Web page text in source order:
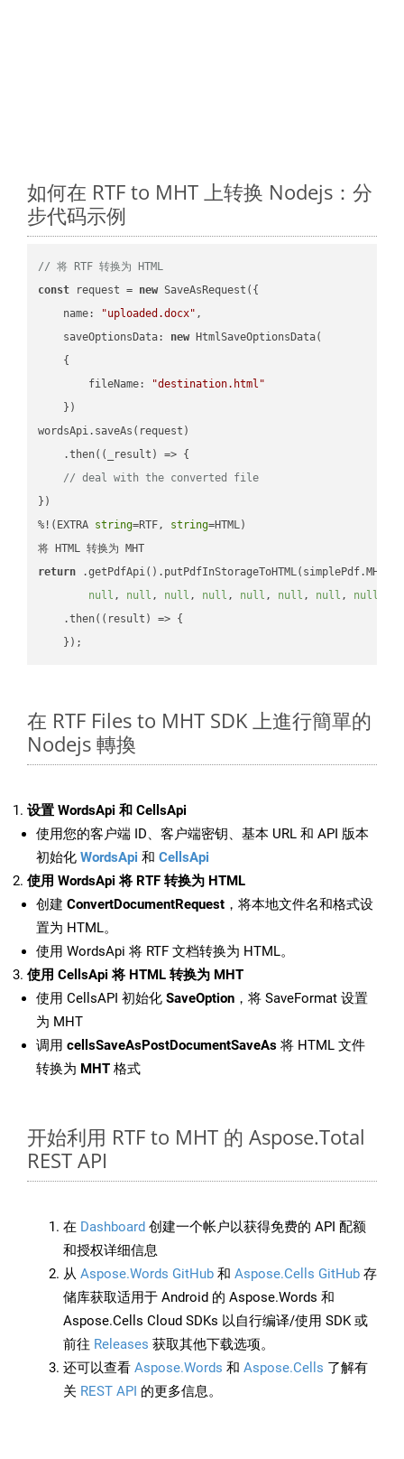
如何在 RTF to MHT 上转换 Nodejs：分
步代码示例
// 将 RTF 转换为 HTML
const request = new SaveAsRequest({
name: "uploaded.docx" ,
saveOptionsData: new HtmlSaveOptionsData(
    {
fileName:
"destination.html"
    })
wordsApi.saveAs(request)
    .then(
( _result ) => {
// deal with the converted file
})
%!(EXTRA string=RTF, string=HTML)
return
null , null , null , null , null , null , null , null
    .then(
( result ) => {
在 RTF Files to MHT SDK 上進行簡單的
Nodejs 轉換
设置 WordsApi 和 CellsApi
使用您的客户端 ID、客户端密钥、基本 URL 和 API 版本
初始化 WordsApi 和 CellsApi
使用 WordsApi 将 RTF 转换为 HTML
创建 ConvertDocumentRequest ，将本地文件名和格式设
置为 HTML。
使用 WordsApi 将 RTF 文档转换为 HTML。
使用 CellsApi 将 HTML 转换为 MHT
使用 CellsAPI 初始化 SaveOption ，将 SaveFormat 设置
为 MHT
调用 cellsSaveAsPostDocumentSaveAs 将 HTML 文件
转换为 MHT 格式
开始利用 RTF to MHT 的 Aspose.Total
REST API
在 Dashboard 创建一个帐户以获得免费的 API 配额
和授权详细信息
从 Aspose.Words GitHub 和 Aspose.Cells GitHub 存
储库获取适用于 Android 的 Aspose.Words 和
Aspose.Cells Cloud SDKs 以自行编译/使用 SDK 或
前往 Releases 获取其他下载选项。
还可以查看 Aspose.Words 和 Aspose.Cells 了解有
关 REST API 的更多信息。